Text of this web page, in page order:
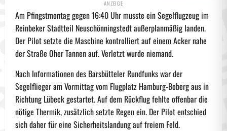
Am Pfingstmontag gegen 16:40 Uhr musste ein Segelflugzeug im
Reinbeker Stadtteil Neuschönningstedt außerplanmäßig landen.
Der Pilot setzte die Maschine kontrolliert auf einem Acker nahe
der Straße Oher Tannen auf. Verletzt wurde niemand.
Nach Informationen des Barsbütteler Rundfunks war der
Segelflieger am Vormittag vom Flugplatz Hamburg-Boberg aus in
Richtung Lübeck gestartet. Auf dem Rückflug fehlte offenbar die
nötige Thermik, zusätzlich setzte Regen ein. Der Pilot entschied
sich daher für eine Sicherheitslandung auf freiem Feld.